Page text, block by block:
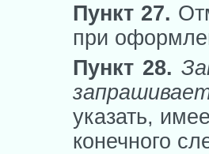
Пункт 27.
при
Пункт 28.
указать,
конечного